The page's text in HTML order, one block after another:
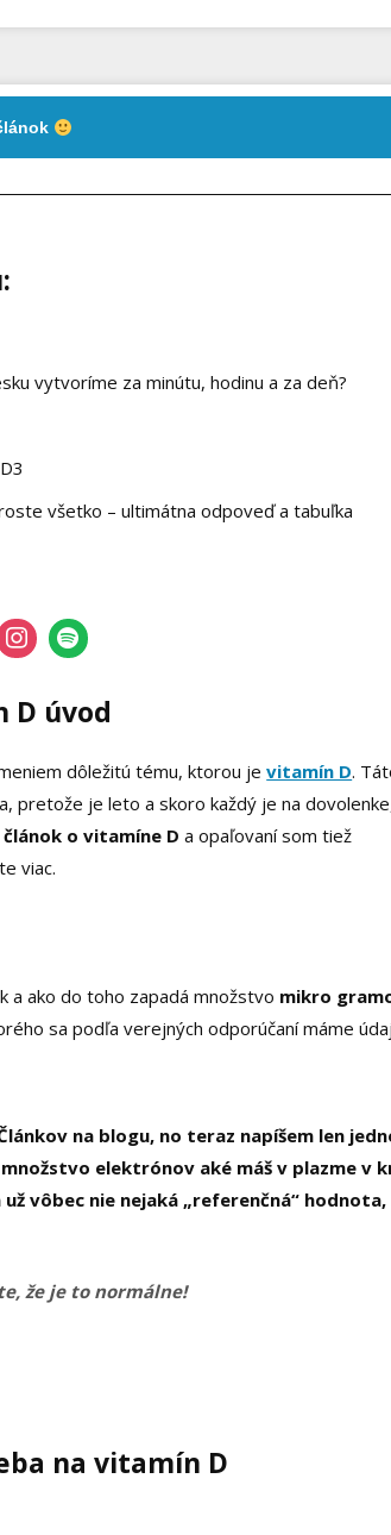
vytvoríme za minútu, hodinu a za deň?
všetko – ultimátna odpoveď a tabuľka
D úvod
dôležitú tému, ktorou jevitamín D.
pretože je leto a skoro každý je na
o vitamíne Da opaľovaní som tiež
viac.
a ako do toho zapadá množstvo mikro
sa podľa verejných odporúčaní máme
na blogu, no teraz napíšem len
elektrónov aké máš v plazme v
vôbec nie nejaká „referenčná“ hodnota,
že je to normálne!
na vitamín D